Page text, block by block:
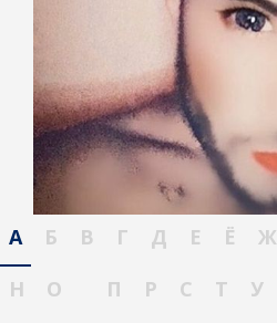
А Б В Г Д Е Ё Ж
Н
О П Р С Т У